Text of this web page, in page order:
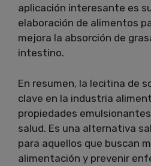
aplicación interesante es
elaboración de alimentos
mejora la absorción de
intestino.
En resumen, la lecitina de
clave en la industria
propiedades
salud. Es una alternativa
para aquellos que buscan
alimentación y prevenir